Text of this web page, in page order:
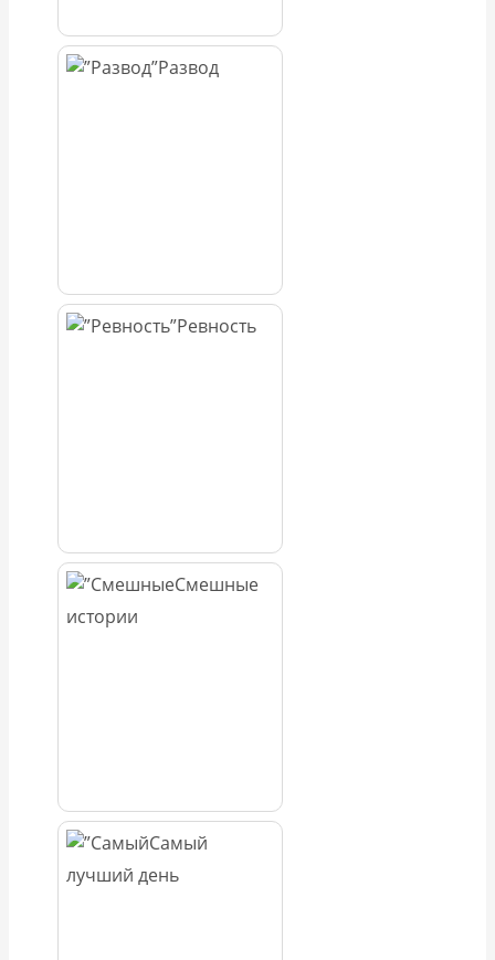
Развод
Ревность
Смешные
истории
Самый
лучший день